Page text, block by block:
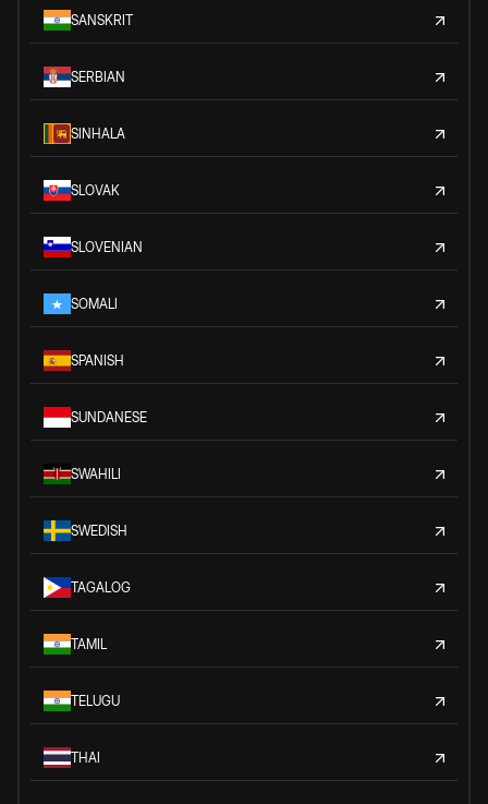
SANSKRIT
SERBIAN
SINHALA
SLOVAK
SLOVENIAN
SOMALI
SPANISH
SUNDANESE
SWAHILI
SWEDISH
TAGALOG
TAMIL
TELUGU
THAI